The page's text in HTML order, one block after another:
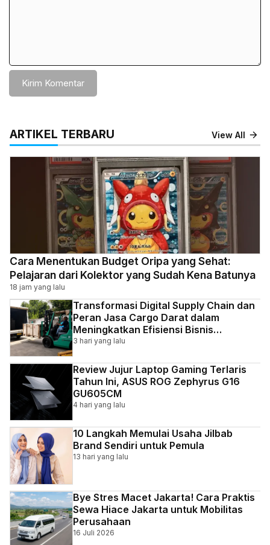
ARTIKEL TERBARU View All
Cara Menentukan Budget Oripa yang Sehat:
Pelajaran dari Kolektor yang Sudah Kena Batunya
18 jam yang lalu
Transformasi Digital Supply Chain dan
Peran Jasa Cargo Darat dalam
Meningkatkan Efisiensi Bisnis
Indonesia
3 hari yang lalu
Review Jujur Laptop Gaming Terlaris
Tahun Ini, ASUS ROG Zephyrus G16
GU605CM
4 hari yang lalu
10 Langkah Memulai Usaha Jilbab
Brand Sendiri untuk Pemula
13 hari yang lalu
Bye Stres Macet Jakarta! Cara Praktis
Sewa Hiace Jakarta untuk Mobilitas
Perusahaan
16 Juli 2026